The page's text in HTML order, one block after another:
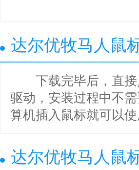
达尔优牧马人鼠
下载完毕后，直接
驱动，安装过程中不
算机插入鼠标就可以使
达尔优牧马人鼠